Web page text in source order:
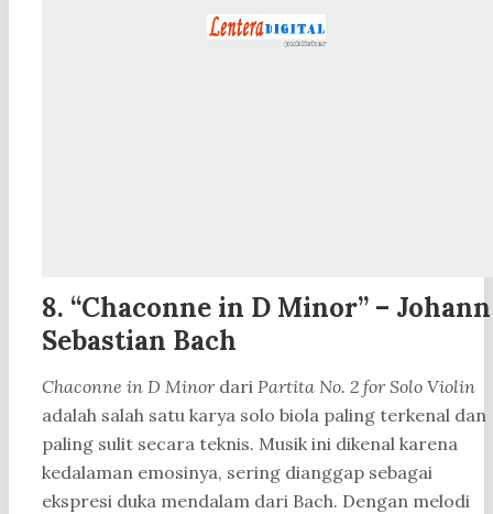
8. “Chaconne in D Minor” – Johann
Sebastian Bach
Chaconne in D Minordari Partita No. 2 for Solo Violin
adalah salah satu karya solo biola paling terkenal dan
paling sulit secara teknis. Musik ini dikenal karena
kedalaman emosinya, sering dianggap sebagai
ekspresi duka mendalam dari Bach. Dengan melodi